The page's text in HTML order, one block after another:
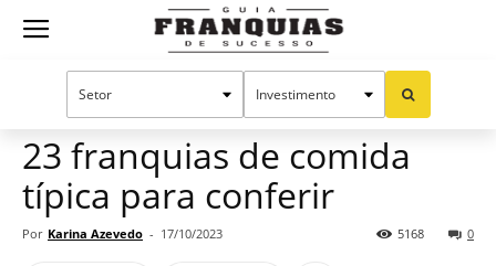
Guia
Franquias por setor Alimentação Oportunidades e tendências
23 franquias de comida
típica para conferir
Por Karina Azevedo - 17/10/2023 0
5168